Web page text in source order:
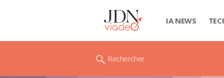
IA NEWS
Rechercher